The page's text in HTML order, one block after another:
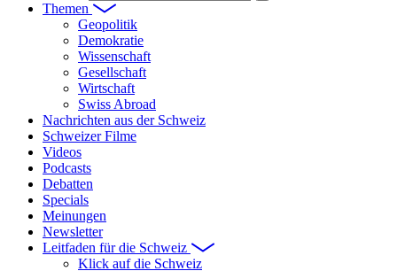
Themen
Geopolitik
Demokratie
Wissenschaft
Gesellschaft
Wirtschaft
Swiss Abroad
Nachrichten aus der Schweiz
Schweizer Filme
Videos
Podcasts
Debatten
Specials
Meinungen
Newsletter
Leitfaden für die Schweiz
Klick auf die Schweiz